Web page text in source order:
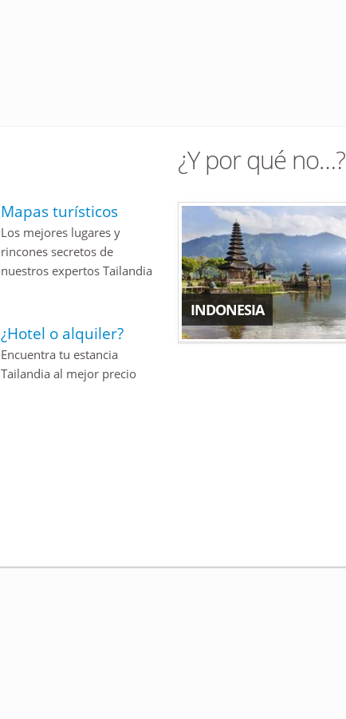
Mapas turísticos
Los mejores lugares y
rincones secretos de
nuestros expertos Tailandia
¿Hotel o alquiler?
Encuentra tu estancia
Tailandia al mejor precio
¿Y por qué no…?
INDONESIA